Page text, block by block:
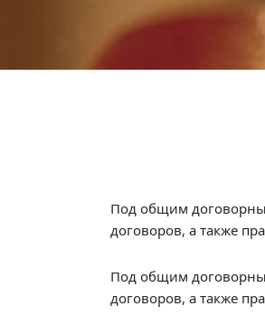
Под общим
договоров, а также
Под общим
договоров, а также